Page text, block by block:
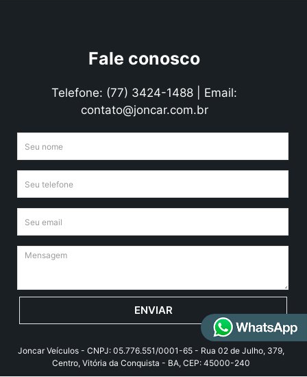
Fale conosco
Telefone: (77) 3424-1488 | Email:
contato@joncar.com.br
ENVIAR
Joncar Veículos - CNPJ: 05.776.551/0001-65 - Rua 02 de Julho, 379,
Centro, Vitória da Conquista - BA, CEP: 45000-240